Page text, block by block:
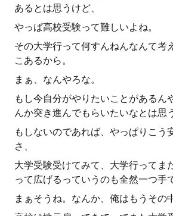
あるとは思うけど、
やっぱ高校受験って難しいよね。
その大学行って何すんねんなんて考
こあるから。
まぁ、なんやろな。
もし今自分がやりたいことがあるん
んか突き進んでもらいたいなとは思
もしないのであれば、やっぱりこう
さ、
大学受験受けてみて、大学行ってま
って広げるっていうのも全然一つ手
まぁそうね。なんか、俺はもうその